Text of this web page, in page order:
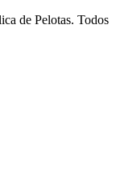
de Pelotas. Todos